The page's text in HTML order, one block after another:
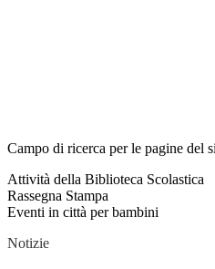
Campo di ricerca per le pagine del
Attività della Biblioteca Scolastica
Rassegna Stampa
Eventi in città per bambini
Notizie